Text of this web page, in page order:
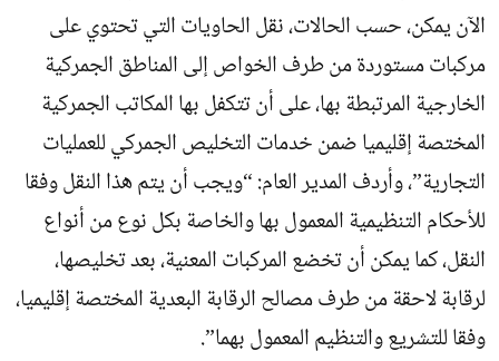
الآن يمكن، حسب الحالات، نقل الحاويات التي تحتوي على
مركبات مستوردة من طرف الخواص إلى المناطق الجمركية
الخارجية المرتبطة بها، على أن تتكفل بها المكاتب الجمركية
المختصة إقليميا ضمن خدمات التخليص الجمركي للعمليات
التجارية”، وأردف المدير العام: “ويجب أن يتم هذا النقل وفقا
للأحكام التنظيمية المعمول بها والخاصة بكل نوع من أنواع
النقل، كما يمكن أن تخضع المركبات المعنية، بعد تخليصها،
لرقابة لاحقة من طرف مصالح الرقابة البعدية المختصة إقليميا،
وفقا للتشريع والتنظيم المعمول بهما”.